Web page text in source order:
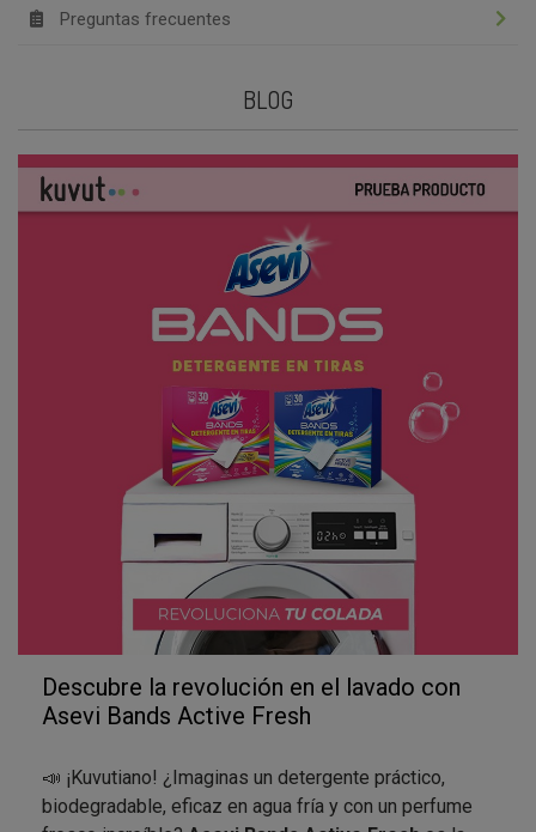
Preguntas frecuentes
BLOG
Descubre la revolución en el lavado con
Asevi Bands Active Fresh
📣 ¡Kuvutiano! ¿Imaginas un detergente práctico,
biodegradable, eficaz en agua fría y con un perfume